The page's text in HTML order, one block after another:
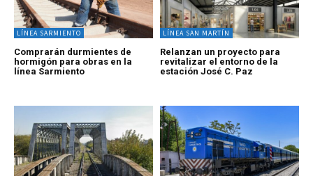
LÍNEA SARMIENTO
Comprarán durmientes de
hormigón para obras en la
línea Sarmiento
LÍNEA SAN MARTÍN
Relanzan un proyecto para
revitalizar el entorno de la
estación José C. Paz